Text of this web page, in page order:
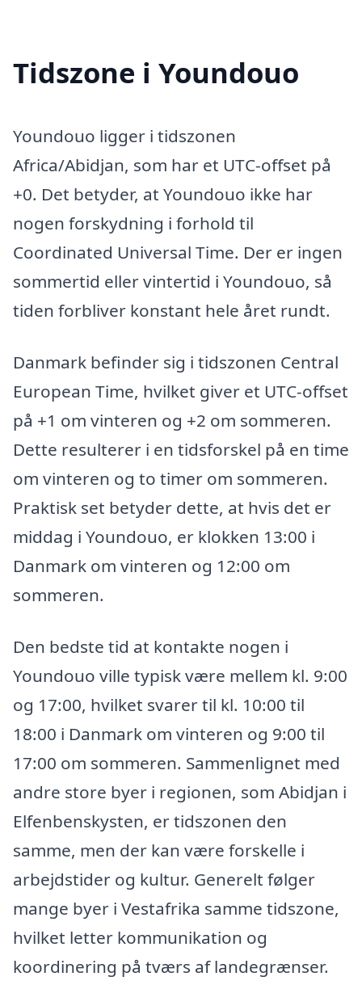
Tidszone i Youndouo
Youndouo ligger i tidszonen
Africa/Abidjan, som har et UTC-offset på
+0. Det betyder, at Youndouo ikke har
nogen forskydning i forhold til
Coordinated Universal Time. Der er ingen
sommertid eller vintertid i Youndouo, så
tiden forbliver konstant hele året rundt.
Danmark befinder sig i tidszonen Central
European Time, hvilket giver et UTC-offset
på +1 om vinteren og +2 om sommeren.
Dette resulterer i en tidsforskel på en time
om vinteren og to timer om sommeren.
Praktisk set betyder dette, at hvis det er
middag i Youndouo, er klokken 13:00 i
Danmark om vinteren og 12:00 om
sommeren.
Den bedste tid at kontakte nogen i
Youndouo ville typisk være mellem kl. 9:00
og 17:00, hvilket svarer til kl. 10:00 til
18:00 i Danmark om vinteren og 9:00 til
17:00 om sommeren. Sammenlignet med
andre store byer i regionen, som Abidjan i
Elfenbenskysten, er tidszonen den
samme, men der kan være forskelle i
arbejdstider og kultur. Generelt følger
mange byer i Vestafrika samme tidszone,
hvilket letter kommunikation og
koordinering på tværs af landegrænser.